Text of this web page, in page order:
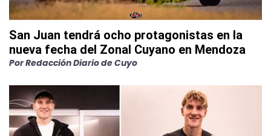
San Juan tendrá ocho protagonistas en la
nueva fecha del Zonal Cuyano en Mendoza
PorRedacción Diario de Cuyo